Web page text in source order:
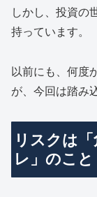
しかし、投資の
持っています。
以前にも、何度
が、今回は踏み
リスクは
レ」のこと